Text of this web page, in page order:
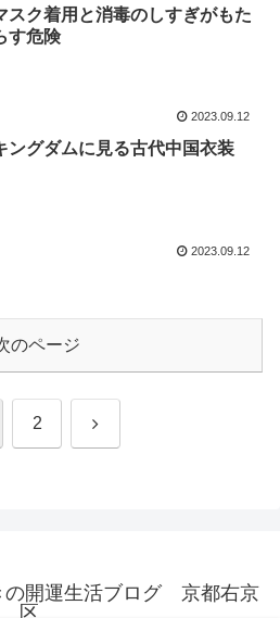
スク着用と消毒のしすぎがもた
す危険
2023.09.12
ングダムに見る古代中国衣装
2023.09.12
のページ
2 次
の開運生活ブログ 京都右京
区